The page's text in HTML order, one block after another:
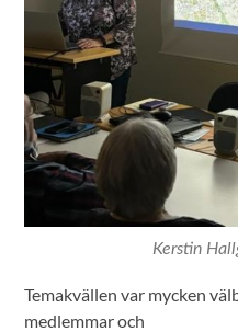
Kerstin
Temakvällen var mycken
medlemmar och